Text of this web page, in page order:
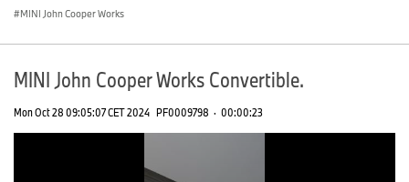
MINI John Cooper Works
MINI John Cooper Works Convertible.
Mon Oct 28 09:05:07 CET 2024 PF0009798 · 00:00:23